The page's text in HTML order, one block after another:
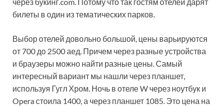
билеты в один из тематических парков.
Выбор отелей довольно большой, цены варьируются
от 700 до 2500 аед. Причем через разные устройства
и браузеры можно найти разные цены. Самый
интересный вариант мы нашли через планшет,
используя Гугл Хром. Ночь в отеле W через ноутбук и
Opera стоила 1400, а через планшет 1085. Это цена на